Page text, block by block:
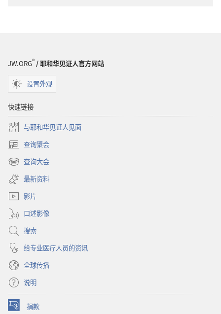
JW.ORG® / 耶和华见证人官方网站
设置外观
快速链接
与耶和华见证人见面
查询聚会
（打
开
新
窗
口）
查询大会
（打
开
新
窗
最新资料
影片
口述影像
搜索
给专业医疗人员的资讯
全球传播
说明
捐款
（打